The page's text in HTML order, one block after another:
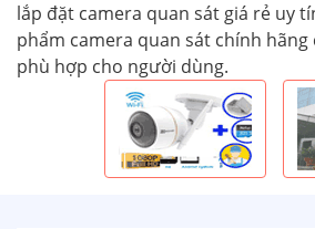
lắp đặt camera quan sát giá rẻ uy
phẩm camera quan sát chính
phù hợp cho người dùng.